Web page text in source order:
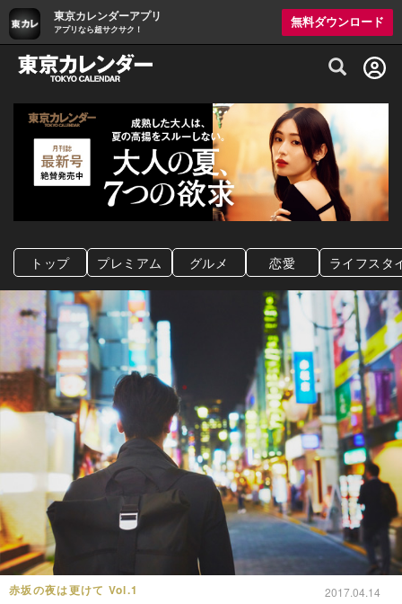
東京カレンダーアプリ
アプリなら超サクサク！
無料ダウンロード
グルメ情報・プレミアムレストラン予約
トップ プレミアム グルメ 恋愛 ライフスタ
赤坂の夜は更けて Vol.1 2017.04.14